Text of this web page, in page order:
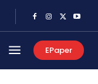
EPaper